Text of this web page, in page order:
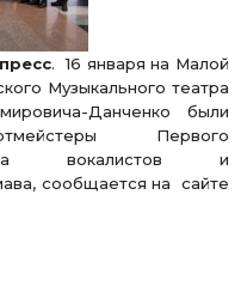
. 16 января на Малой
Музыкального театра
Данченко были
Первого
вокалистов и
сообщается на сайте